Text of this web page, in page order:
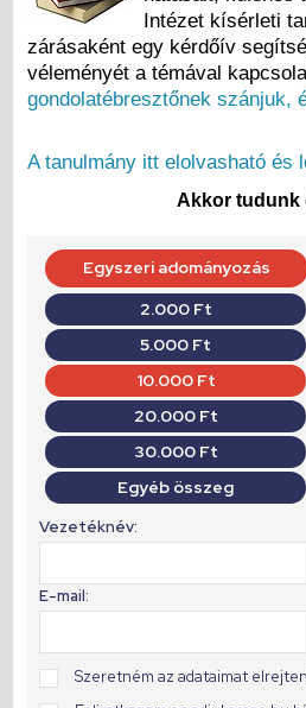
Intézet kísérleti
zárásaként egy kérdőív
véleményét a témával
gondolatébresztőnek szánjuk,
A tanulmány itt elolvasható és
Akkor tudunk